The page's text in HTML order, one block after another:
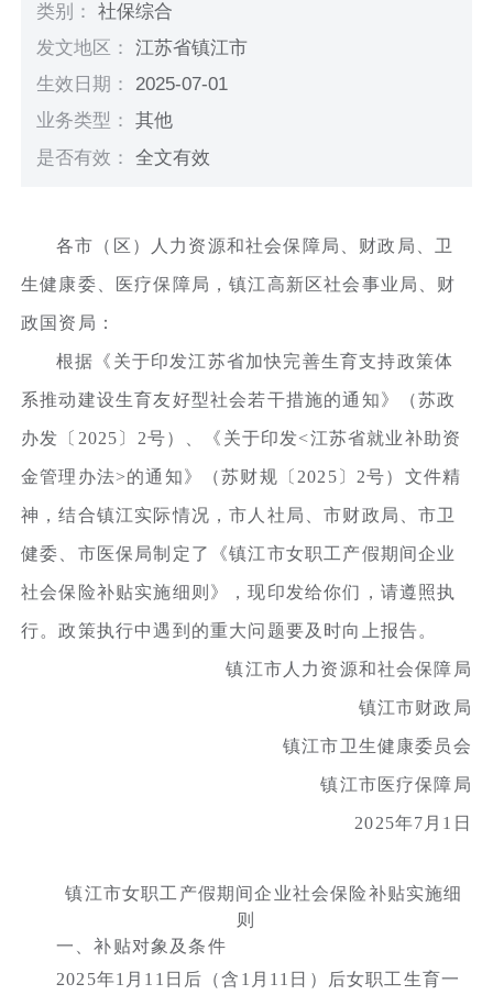
类别：社保综合
发文地区：江苏省镇江市
生效日期： 2025-07-01
业务类型：其他
是否有效：全文有效
各市（区）人力资源和社会保障局、财政局、卫
生健康委、医疗保障局，镇江高新区社会事业局、财
政国资局：
根据《关于印发江苏省加快完善生育支持政策体
系推动建设生育友好型社会若干措施的通知》（苏政
办发〔2025〕2号）、《关于印发<江苏省就业补助资
金管理办法>的通知》（苏财规〔2025〕2号）文件精
神，结合镇江实际情况，市人社局、市财政局、市卫
健委、市医保局制定了《镇江市女职工产假期间企业
社会保险补贴实施细则》，现印发给你们，请遵照执
行。政策执行中遇到的重大问题要及时向上报告。
镇江市人力资源和社会保障局
镇江市财政局
镇江市卫生健康委员会
镇江市医疗保障局
2025年7月1日
镇江市女职工产假期间企业社会保险补贴实施细
则
一、补贴对象及条件
2025年1月11日后（含1月11日）后女职工生育一